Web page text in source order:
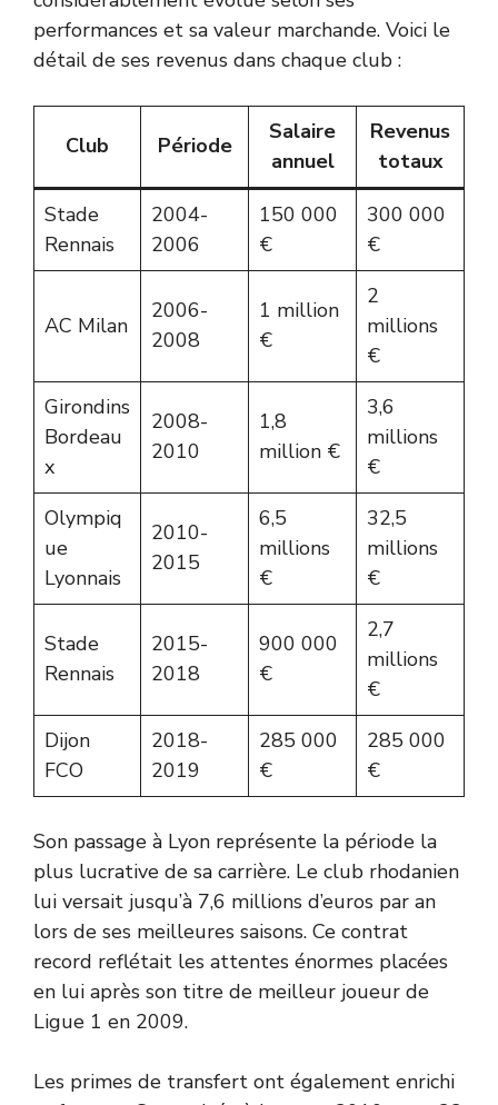
performances et sa valeur marchande. Voici le
détail de ses revenus dans chaque club :
Club Période
Salaire
annuel
Revenus
totaux
Stade
Rennais
2004-
2006
150 000
€
300 000
€
AC Milan
2006-
2008
1 million
€
2
millions
€
Girondins
Bordeau
x
2008-
2010
1,8
million €
3,6
millions
€
Olympiq
ue
Lyonnais
2010-
2015
6,5
millions
€
32,5
millions
€
Stade
Rennais
2015-
2018
900 000
€
2,7
millions
€
Dijon
FCO
2018-
2019
285 000
€
285 000
€
Son passage à Lyon représente la période la
plus lucrative de sa carrière. Le club rhodanien
lui versait jusqu’à 7,6 millions d’euros par an
lors de ses meilleures saisons. Ce contrat
record reflétait les attentes énormes placées
en lui après son titre de meilleur joueur de
Ligue 1 en 2009.
Les primes de transfert ont également enrichi